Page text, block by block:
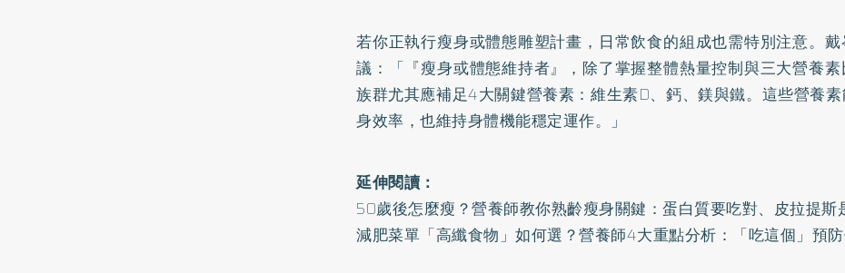
若你正執行瘦身或體態雕塑計畫，日常飲食的組成也需特別注意。
議：「『瘦身或體態維持者』，除了掌握整體熱量控制與三大營養
族群尤其應補足4大關鍵營養素：維生素D、鈣、鎂與鐵。這些營養
身效率，也維持身體機能穩定運作。」
延伸閱讀：
50歲後怎麼瘦？營養師教你熟齡瘦身關鍵：蛋白質要吃對、皮拉提斯
減肥菜單「高纖食物」如何選？營養師4大重點分析：「吃這個」預